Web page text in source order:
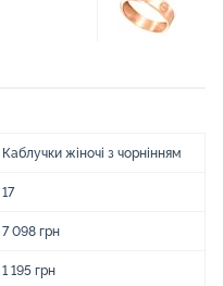
Каблучки жіночі з чорнінням
17
7 098 грн
1 195 грн